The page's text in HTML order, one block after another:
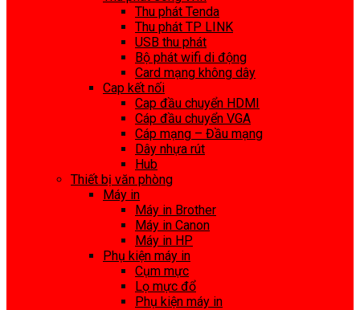
Thu phát Tenda
Thu phát TP LINK
USB thu phát
Bộ phát wifi di động
Card mạng không dây
Cap kết nối
Cap đầu chuyển HDMI
Cáp đầu chuyển VGA
Cáp mạng – Đầu mạng
Dây nhựa rút
Hub
Thiết bị văn phòng
Máy in
Máy in Brother
Máy in Canon
Máy in HP
Phụ kiện máy in
Cụm mực
Lọ mực đổ
Phụ kiện máy in